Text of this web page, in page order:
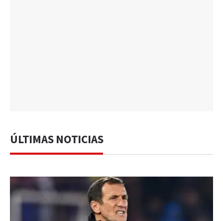
ÚLTIMAS NOTICIAS